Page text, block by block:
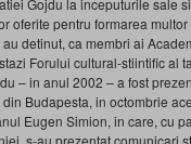
Gojdu la inceputurile sale
oferite pentru formarea
detinut, ca membri ai
Forului cultural-stiintific al
– in anul 2002 – a fost
Budapesta, in octombrie
Eugen Simion, in care, cu
s-au prezentat comunicari